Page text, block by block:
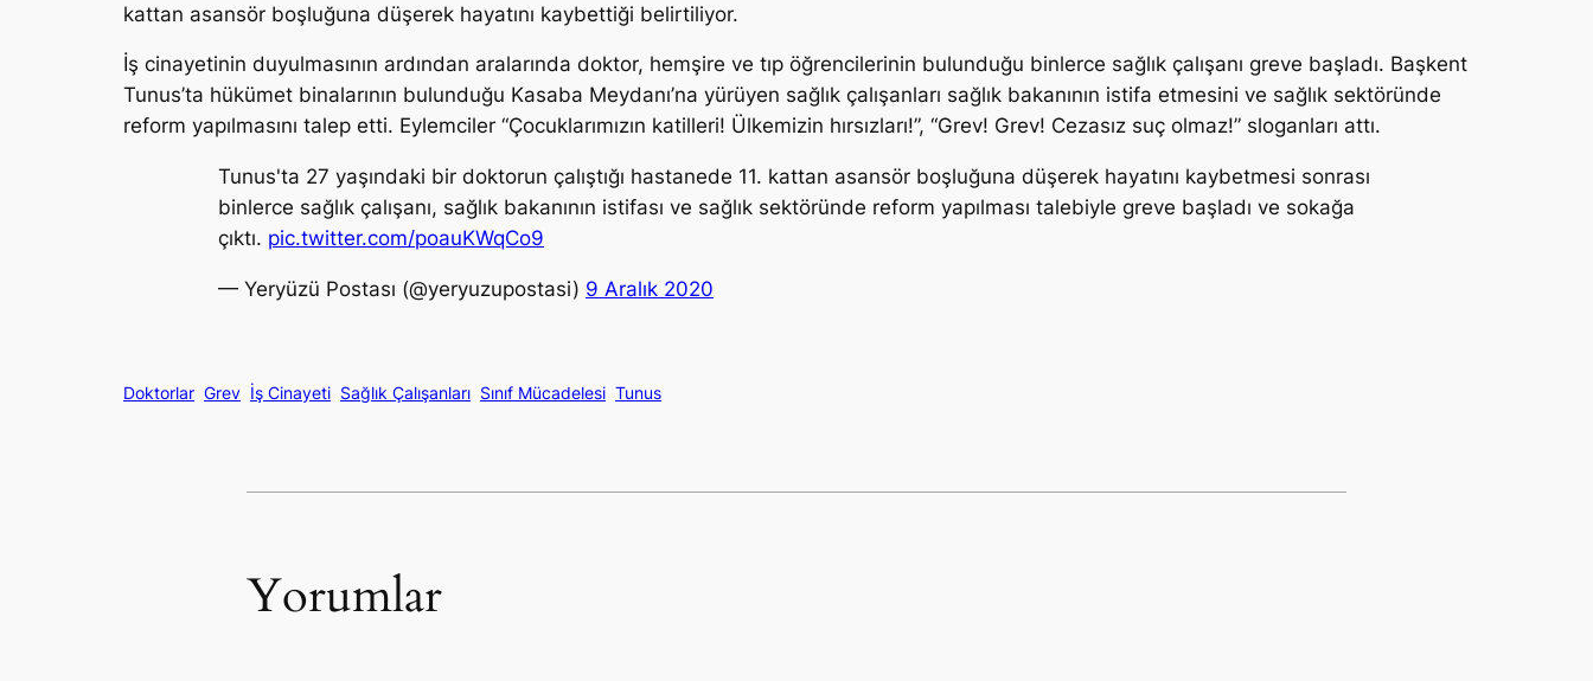
kattan asansör boşluğuna düşerek hayatını kaybettiği belirtiliyor.
İş cinayetinin duyulmasının ardından aralarında doktor, hemşire ve tıp öğrencilerinin bulunduğu binlerce sağlık çalışanı greve başladı. Başkent
Tunus’ta hükümet binalarının bulunduğu Kasaba Meydanı’na yürüyen sağlık çalışanları sağlık bakanının istifa etmesini ve sağlık sektöründe
reform yapılmasını talep etti. Eylemciler “Çocuklarımızın katilleri! Ülkemizin hırsızları!”, “Grev! Grev! Cezasız suç olmaz!” sloganları attı.
Tunus'ta 27 yaşındaki bir doktorun çalıştığı hastanede 11. kattan asansör boşluğuna düşerek hayatını kaybetmesi sonrası
binlerce sağlık çalışanı, sağlık bakanının istifası ve sağlık sektöründe reform yapılması talebiyle greve başladı ve sokağa
çıktı. pic.twitter.com/poauKWqCo9
— Yeryüzü Postası (@yeryuzupostasi) 9 Aralık 2020
Doktorlar Grev İş Cinayeti Sağlık Çalışanları Sınıf Mücadelesi Tunus
Yorumlar